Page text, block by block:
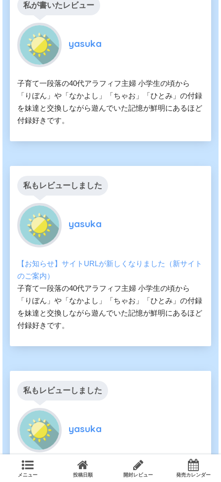
私が書いたレビュー
yasuka
子育て一段落の40代アラフィフ主婦 小学生の頃から
「りぼん」や「なかよし」「ちゃお」「ひとみ」の付録
を妹達と交換しながら遊んでいた記憶が鮮明にあるほど
付録好きです。
私もレビューしました
yasuka
【お知らせ】サイトURLが新しくなりました（新サイト
のご案内）
子育て一段落の40代アラフィフ主婦 小学生の頃から
「りぼん」や「なかよし」「ちゃお」「ひとみ」の付録
を妹達と交換しながら遊んでいた記憶が鮮明にあるほど
付録好きです。
私もレビューしました
yasuka
【フラゲレビュー】otona MUSE（オトナミューズ）
メニュー 投稿日順 開封レビュー 発売カレンダー